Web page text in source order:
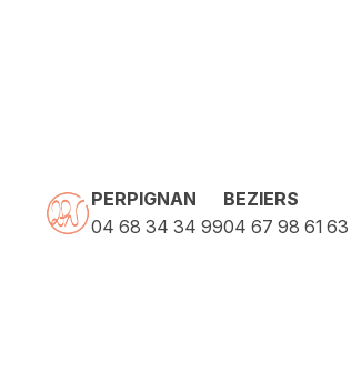
PERPIGNAN
04 68 34 34 99
BEZIERS
04 67 98 61 63